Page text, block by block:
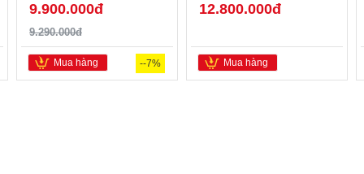
9.900.000đ
9.290.000đ
--7%
Mua hàng
12.800.000đ
Mua hàng